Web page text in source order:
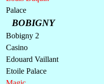
Palace
BOBIGNY
Bobigny 2
Casino
Edouard Vaillant
Etoile Palace